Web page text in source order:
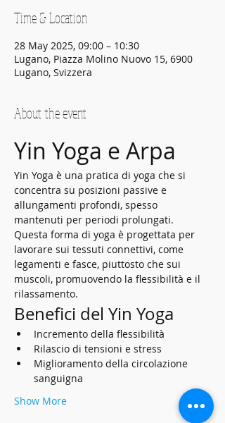
Time & Location
28 May 2025, 09:00 – 10:30
Lugano, Piazza Molino Nuovo 15, 6900
Lugano, Svizzera
About the event
Yin Yoga e Arpa
Yin Yoga è una pratica di yoga che si
concentra su posizioni passive e
allungamenti profondi, spesso
mantenuti per periodi prolungati.
Questa forma di yoga è progettata per
lavorare sui tessuti connettivi, come
legamenti e fasce, piuttosto che sui
muscoli, promuovendo la flessibilità e il
rilassamento.
Benefici del Yin Yoga
Incremento della flessibilità
Rilascio di tensioni e stress
Miglioramento della circolazione
sanguigna
Show More